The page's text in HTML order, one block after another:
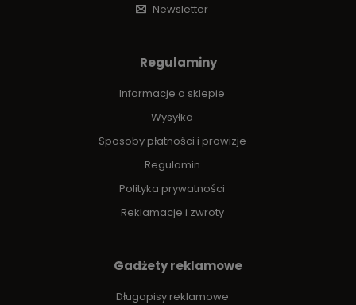
Newsletter
Regulaminy
Informacje o sklepie
Wysyłka
Sposoby płatności i prowizje
Regulamin
Polityka prywatności
Reklamacje i zwroty
Gadżety reklamowe
Długopisy reklamowe